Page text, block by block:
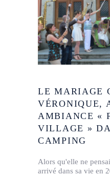
LE MARIAGE
VÉRONIQUE,
AMBIANCE «
VILLAGE »
CAMPING
Alors qu'elle ne
arrivé dans sa vie en